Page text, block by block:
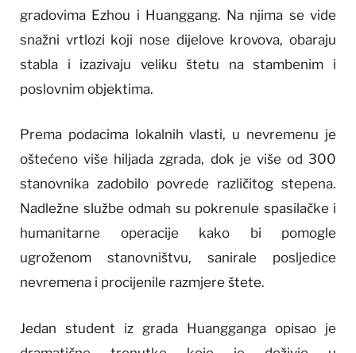
gradovima Ezhou i Huanggang. Na njima se vide
snažni vrtlozi koji nose dijelove krovova, obaraju
stabla i izazivaju veliku štetu na stambenim i
poslovnim objektima.
Prema podacima lokalnih vlasti, u nevremenu je
oštećeno više hiljada zgrada, dok je više od 300
stanovnika zadobilo povrede različitog stepena.
Nadležne službe odmah su pokrenule spasilačke i
humanitarne operacije kako bi pomogle
ugroženom stanovništvu, sanirale posljedice
nevremena i procijenile razmjere štete.
Jedan student iz grada Huangganga opisao je